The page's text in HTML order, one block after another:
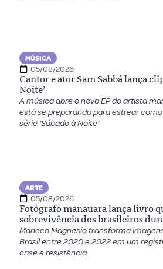
MÚSICA
05/08/2026
Cantor e ator Sam Sabbá lança
Noite’
A música abre o novo EP do artista
está se preparando para estrear
série ‘Sábado à Noite’
ARTE
05/08/2026
Fotógrafo manauara lança livro
sobrevivência dos brasileiros
Maneco Magnesio transforma
Brasil entre 2020 e 2022 em um
crise e resistência